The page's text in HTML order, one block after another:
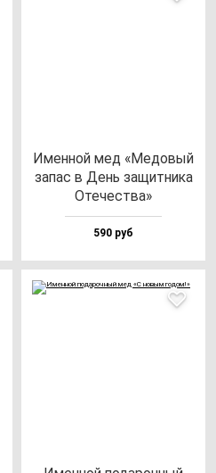
Имен­ной мед «Медо­вый
за­пас в День за­щит­ни­ка
Оте­чес­тва»
590 руб